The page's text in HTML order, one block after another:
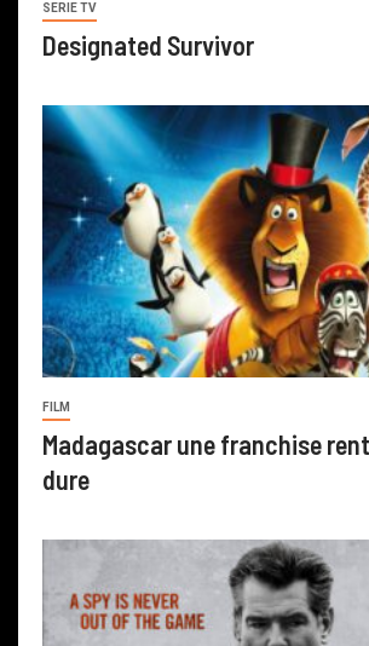
SERIE TV
Designated Survivor
FILM
Madagascar une franchise
dure